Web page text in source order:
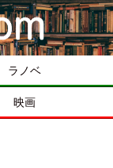
ラノベ
映画